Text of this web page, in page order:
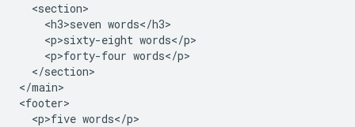
  <section>
    <h3>seven words</h3>
    <p>sixty-eight words</p>
    <p>forty-four words</p>
  </section>
</main>
<footer>
  <p>five words</p>